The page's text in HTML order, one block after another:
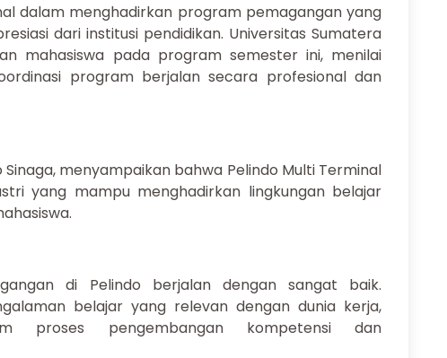
dalam menghadirkan program pemagangan yang
dari institusi pendidikan. Universitas Sumatera
mahasiswa pada program semester ini, menilai
program berjalan secara profesional dan
Sinaga, menyampaikan bahwa Pelindo Multi Terminal
yang mampu menghadirkan lingkungan belajar
di Pelindo berjalan dengan sangat baik.
belajar yang relevan dengan dunia kerja,
proses pengembangan kompetensi dan